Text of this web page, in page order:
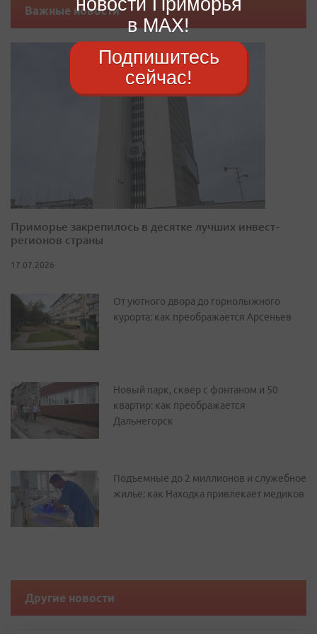
Важные новости
Приморье закрепилось в десятке лучших инвест-
регионов страны
17.07.2026
От уютного двора до горнолыжного
курорта: как преображается Арсеньев
Новый парк, сквер с фонтаном и 50
квартир: как преображается
Дальнегорск
Подъемные до 2 миллионов и служебное
жилье: как Находка привлекает медиков
Другие новости
в MAX!
Подпишитесь
сейчас!